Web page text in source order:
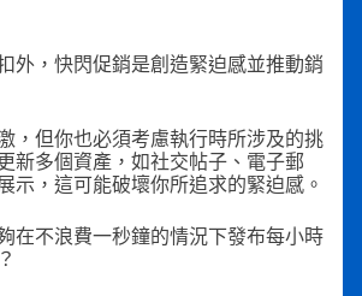
外，快閃促銷是創造緊迫感並推動銷
，但你也必須考慮執行時所涉及的挑
新多個資產，如社交帖子、電子郵
示，這可能破壞你所追求的緊迫感。
在不浪費一秒鐘的情況下發布每小時